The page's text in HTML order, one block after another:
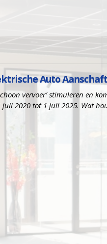
Auto
vervoer’ stimuleren en
juli 2020 tot 1 juli 2025. Wat